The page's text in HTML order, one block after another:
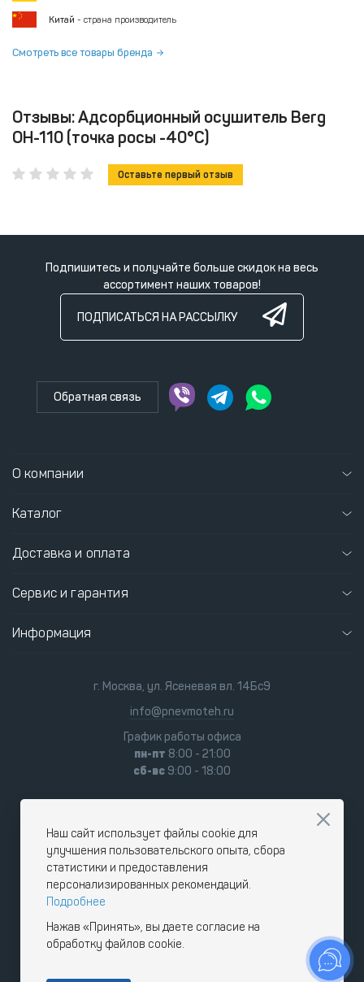
Китай - страна производитель
Смотреть все товары бренда
Отзывы: Адсорбционный осушитель Berg
ОН-110 (точка росы -40°С)
Оставьте первый отзыв
Подпишитесь и получайте больше скидок на весь
ассортимент наших товаров!
ПОДПИСАТЬСЯ НА РАССЫЛКУ
Обратная связь
О компании
Каталог
Доставка и оплата
Сервис и гарантия
Информация
г. Москва, ул. Ясеневая вл. 14Бс9
info@pnevmoteh.ru
График работы офиса
пн-пт 8:00 - 21:00
сб-вс 9:00 - 18:00
Наш сайт использует файлы cookie для
улучшения пользовательского опыта, сбора
статистики и предоставления
персонализированных рекомендаций.
Подробнее
Нажав «Принять», вы даете согласие на
обработку файлов cookie.